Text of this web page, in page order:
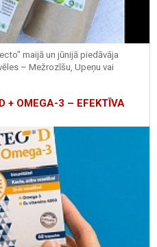
maijā un jūnijā piedāvāja
– Mežrozīšu, Upeņu vai
+ OMEGA-3 – EFEKTĪVA